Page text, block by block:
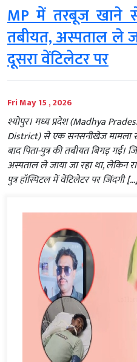
MP में तरबूज खाने से
तबीयत, अस्पताल ले
दूसरा वेंटिलेटर पर
Fri May 15 , 2026
श्योपुर। मध्य प्रदेश (Madhya
District) से एक सनसनीखेज मामला
बाद पिता-पुत्र की तबीयत बिगड़
अस्पताल ले जाया जा रहा था, लेकिन
पुत्र हॉस्पिटल में वेंटिलेटर पर जिंदगी